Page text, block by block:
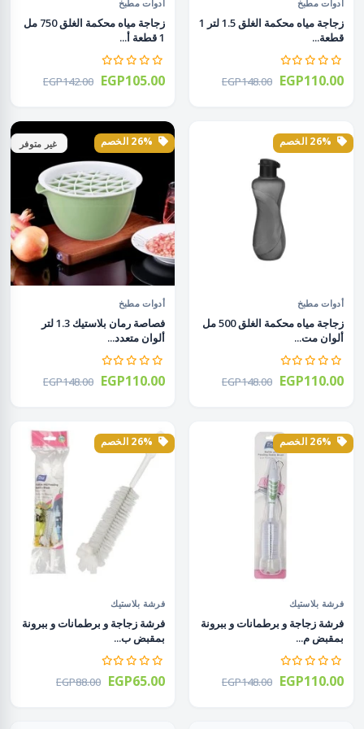
أدوات مطبخ
زجاجة مياه محكمة الغلق 1.5 لتر 1
قطعة...
EGP148.00 EGP110.00
أدوات مطبخ
زجاجة مياه محكمة الغلق 750 مل
1 قطعة أ...
EGP142.00 EGP105.00
أدوات مطبخ
زجاجة مياه محكمة الغلق 500 مل
ألوان مت...
EGP148.00 EGP110.00
غير متوفر
أدوات مطبخ
فصاصة رمان بلاستيك 1.3 لتر
ألوان متعدد...
EGP148.00 EGP110.00
فرشة بلاستيك
فرشة زجاجة و برطمانات و ببرونة
بمقبض م...
EGP148.00 EGP110.00
فرشة بلاستيك
فرشة زجاجة و برطمانات و ببرونة
بمقبض ب...
EGP88.00 EGP65.00